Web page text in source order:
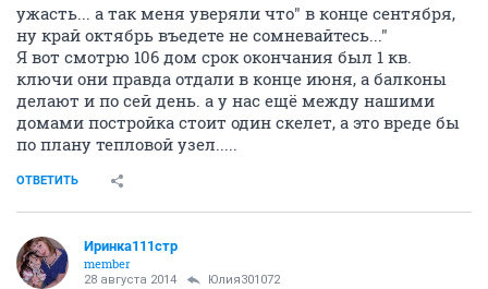
ужасть... а так меня уверяли что" в конце сентября,
ну край октябрь въедете не сомневайтесь..."
Я вот смотрю 106 дом срок окончания был 1 кв.
ключи они правда отдали в конце июня, а балконы
делают и по сей день. а у нас ещё между нашими
домами постройка стоит один скелет, а это вреде бы
по плану тепловой узел.....
ОТВЕТИТЬ
Иринка111стр
member
28 августа 2014 Юлия301072